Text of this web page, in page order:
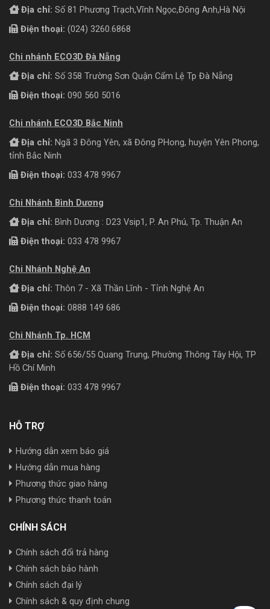
Địa chỉ: Số 81 Phương Trạch,Vĩnh Ngọc,Đông Anh,Hà Nội
Điện thoại: (024) 3260.6868
Chi nhánh ECO3D Đà Nẵng
Địa chỉ: Số 358 Trường Sơn Quận Cẩm Lệ Tp Đà Nẵng
Điện thoại: 090 560 5016
Chi nhánh ECO3D Bắc Ninh
Địa chỉ: Ngã 3 Đông Yên, xã Đông PHong, huyện Yên Phong,
tỉnh Bắc Ninh
Điện thoại: 033 478 9967
Chi Nhánh Bình Dương
Địa chỉ: Bình Dương : D23 Vsip1, P. An Phú, Tp. Thuận An
Điện thoại: 033 478 9967
Chi Nhánh Nghệ An
Địa chỉ: Thôn 7 - Xã Thần Lĩnh - Tỉnh Nghệ An
Điện thoại: 0888 149 686
Chi Nhánh Tp. HCM
Địa chỉ: Số 656/55 Quang Trung, Phường Thông Tây Hội, TP
Hồ Chí Minh
Điện thoại: 033 478 9967
HỖ TRỢ
Hướng dẫn xem báo giá
Hướng dẫn mua hàng
Phương thức giao hàng
Phương thức thanh toán
CHÍNH SÁCH
Chính sách đổi trả hàng
Chính sách bảo hành
Chính sách đại lý
Chính sách & quy định chung